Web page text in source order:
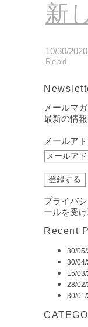
新
10/30/2020
Read
メールマ
最新の情報
メールア
プライバ
ールを受
Recent
30/
30/
15/
28/
30/